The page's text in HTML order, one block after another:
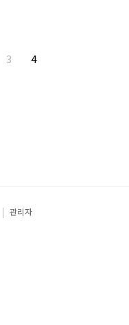
3 4
관리자